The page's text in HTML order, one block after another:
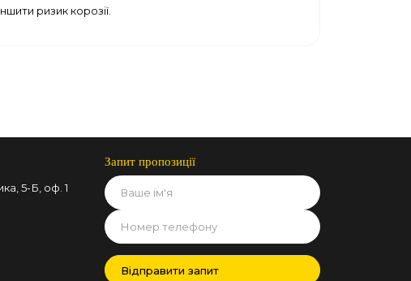
ризик корозії.
5-Б, оф. 1
Запит пропозиції